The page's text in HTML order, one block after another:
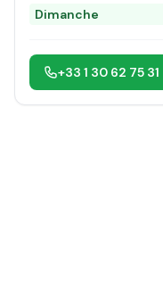
Dimanche
+33 1 30 62 75 31